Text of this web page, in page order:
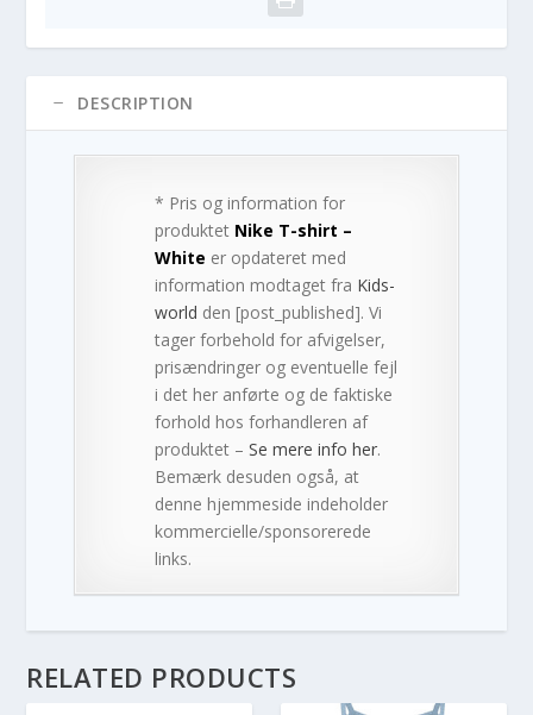
DESCRIPTION
* Pris og information for
produktet Nike T-shirt –
White er opdateret med
information modtaget fra Kids-
world den [post_published]. Vi
tager forbehold for afvigelser,
prisændringer og eventuelle fejl
i det her anførte og de faktiske
forhold hos forhandleren af
produktet –Se mere info her.
Bemærk desuden også, at
denne hjemmeside indeholder
kommercielle/sponsorerede
links.
RELATED PRODUCTS